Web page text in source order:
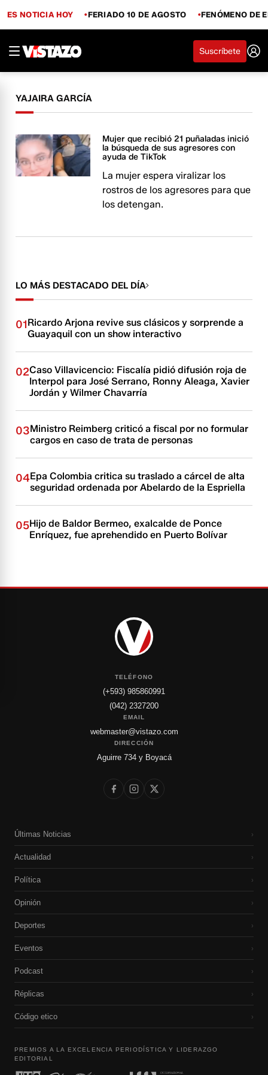
ES NOTICIA HOY FERIADO 10 DE AGOSTO FENÓMENO DE
Suscríbete
YAJAIRA GARCÍA
Mujer que recibió 21 puñaladas inició
la búsqueda de sus agresores con
ayuda de TikTok
La mujer espera viralizar los
rostros de los agresores para que
los detengan.
LO MÁS DESTACADO DEL DÍA
01Ricardo Arjona revive sus clásicos y sorprende a
Guayaquil con un show interactivo
02Caso Villavicencio: Fiscalía pidió difusión roja de
Interpol para José Serrano, Ronny Aleaga, Xavier
Jordán y Wilmer Chavarría
03Ministro Reimberg criticó a fiscal por no formular
cargos en caso de trata de personas
04Epa Colombia critica su traslado a cárcel de alta
seguridad ordenada por Abelardo de la Espriella
05Hijo de Baldor Bermeo, exalcalde de Ponce
Enríquez, fue aprehendido en Puerto Bolívar
TELÉFONO
(+593) 985860991
(042) 2327200
EMAIL
webmaster@vistazo.com
DIRECCIÓN
Aguirre 734 y Boyacá
Últimas Noticias ›
Actualidad ›
Política ›
Opinión ›
Deportes ›
Eventos ›
Podcast ›
Réplicas ›
Código etico ›
PREMIOS A LA EXCELENCIA PERIODÍSTICA Y LIDERAZGO
EDITORIAL